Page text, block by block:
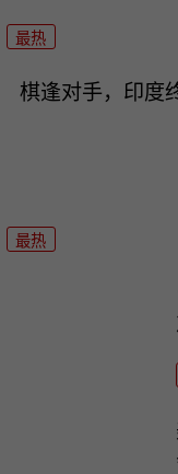
最热
棋逢对手，印度
最热